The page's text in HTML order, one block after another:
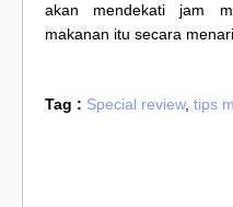
akan mendekati jam
makanan itu secara
Tag : Special review, tips